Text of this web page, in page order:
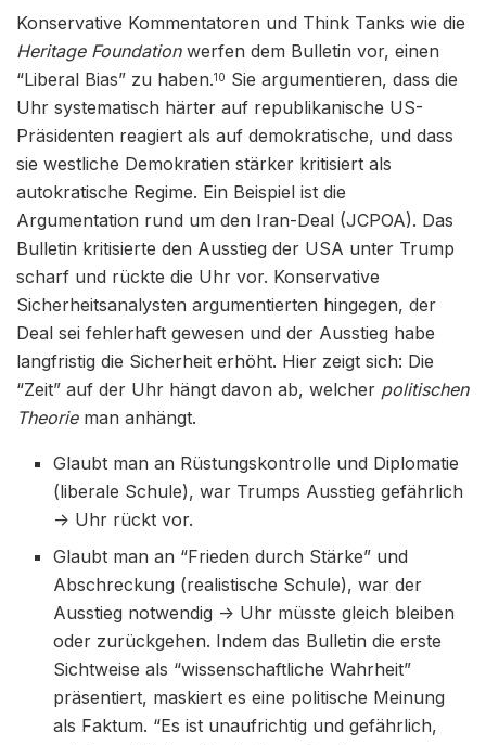
Konservative Kommentatoren und Think Tanks wie die
Heritage Foundationwerfen dem Bulletin vor, einen
“Liberal Bias” zu haben.10 Sie argumentieren, dass die
Uhr systematisch härter auf republikanische US-
Präsidenten reagiert als auf demokratische, und dass
sie westliche Demokratien stärker kritisiert als
autokratische Regime. Ein Beispiel ist die
Argumentation rund um den Iran-Deal (JCPOA). Das
Bulletin kritisierte den Ausstieg der USA unter Trump
scharf und rückte die Uhr vor. Konservative
Sicherheitsanalysten argumentierten hingegen, der
Deal sei fehlerhaft gewesen und der Ausstieg habe
langfristig die Sicherheit erhöht. Hier zeigt sich: Die
“Zeit” auf der Uhr hängt davon ab, welcher politischen
Theorieman anhängt.
Glaubt man an Rüstungskontrolle und Diplomatie
(liberale Schule), war Trumps Ausstieg gefährlich
-> Uhr rückt vor.
Glaubt man an “Frieden durch Stärke” und
Abschreckung (realistische Schule), war der
Ausstieg notwendig -> Uhr müsste gleich bleiben
oder zurückgehen. Indem das Bulletin die erste
Sichtweise als “wissenschaftliche Wahrheit”
präsentiert, maskiert es eine politische Meinung
als Faktum. “Es ist unaufrichtig und gefährlich,